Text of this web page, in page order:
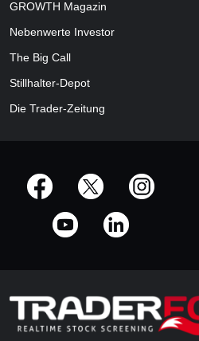
GROWTH Magazin
Nebenwerte Investor
The Big Call
Stillhalter-Depot
Die Trader-Zeitung
offizielle Social Media-Accounts